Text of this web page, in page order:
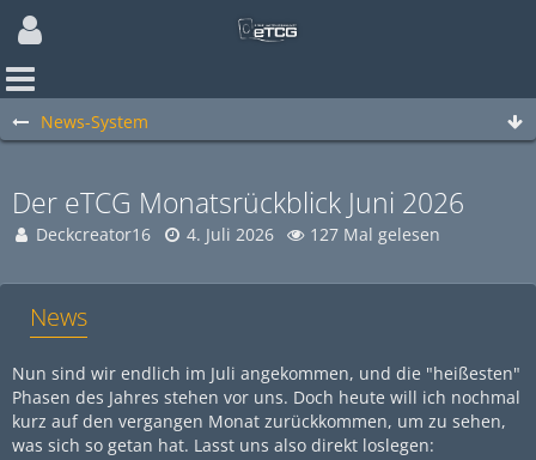
News-System
Der eTCG Monatsrückblick Juni 2026
Deckcreator16 4. Juli 2026 127 Mal gelesen
News
Nun sind wir endlich im Juli angekommen, und die "heißesten"
Phasen des Jahres stehen vor uns. Doch heute will ich nochmal
kurz auf den vergangen Monat zurückkommen, um zu sehen,
was sich so getan hat. Lasst uns also direkt loslegen: